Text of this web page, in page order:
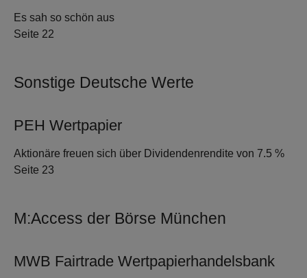
Es sah so schön aus
Seite 22
Sonstige Deutsche Werte
PEH Wertpapier
Aktionäre freuen sich über Dividendenrendite von 7.5 %
Seite 23
M:Access der Börse München
MWB Fairtrade Wertpapierhandelsbank